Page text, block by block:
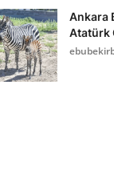
Ankara
Atatürk